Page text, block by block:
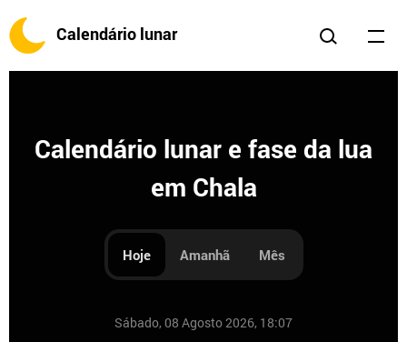
Calendário lunar
Calendário lunar e fase da lua
em Chala
Hoje Amanhã Mês
Sábado, 08 Agosto 2026, 18:07